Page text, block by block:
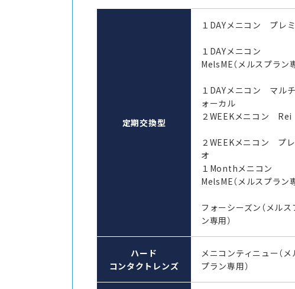
定期交換型
１DAYメニコン プレ
１DAYメニコン
MelsME（メルスプラン
１DAYメニコン マル
ォーカル
２WEEKメニコン Rei
２WEEKメニコン プ
オ
１Monthメニコン
MelsME（メルスプラン
フォーシーズン（メルス
ン専用）
ハード
コンタクトレンズ
メニコンティニュー（メ
プラン専用）